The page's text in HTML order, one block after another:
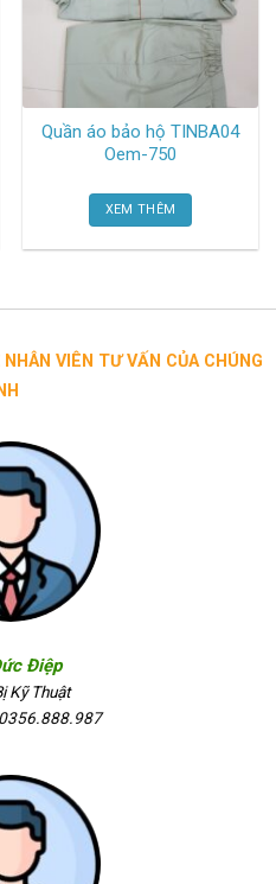
Quần áo bảo hộ TINBA04
Oem-750
XEM THÊM
TƯ VẤN CỦA CHÚNG
Điệp
Kỹ Thuật